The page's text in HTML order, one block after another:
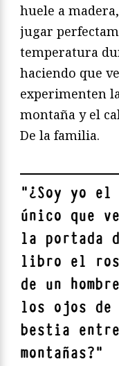
huele a
jugar
temperatura
haciendo que
experimenten
montaña y el
De la familia.
"¿Soy yo el
único que
la portada
libro el
de un
los ojos de
bestia
montañas?"